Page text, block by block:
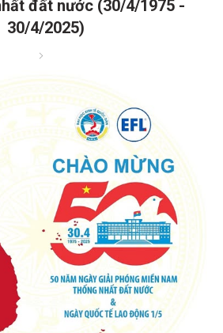
đất nước (30/4/1975 -
30/4/2025)